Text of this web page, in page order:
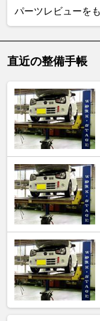
パーツレビューを
直近の整備手帳